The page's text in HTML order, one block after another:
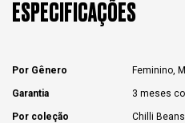
ESPECIFICAÇÕES
Por Gênero Feminino,
Garantia 3 meses
Por coleção Chilli Beans